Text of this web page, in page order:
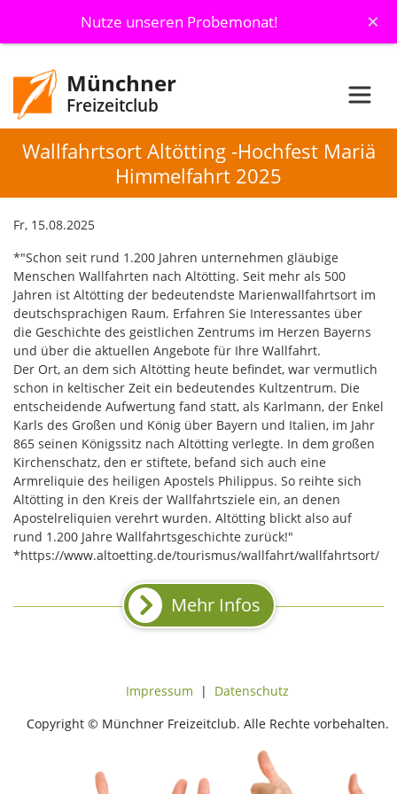
Nutze unseren Probemonat! ×
Münchner
Freizeitclub
Wallfahrtsort Altötting -Hochfest Mariä
Himmelfahrt 2025
Fr, 15.08.2025
*"Schon seit rund 1.200 Jahren unternehmen gläubige
Menschen Wallfahrten nach Altötting. Seit mehr als 500
Jahren ist Altötting der bedeutendste Marienwallfahrtsort im
deutschsprachigen Raum. Erfahren Sie Interessantes über
die Geschichte des geistlichen Zentrums im Herzen Bayerns
und über die aktuellen Angebote für Ihre Wallfahrt.
Der Ort, an dem sich Altötting heute befindet, war vermutlich
schon in keltischer Zeit ein bedeutendes Kultzentrum. Die
entscheidende Aufwertung fand statt, als Karlmann, der Enkel
Karls des Großen und König über Bayern und Italien, im Jahr
865 seinen Königssitz nach Altötting verlegte. In dem großen
Kirchenschatz, den er stiftete, befand sich auch eine
Armreliquie des heiligen Apostels Philippus. So reihte sich
Altötting in den Kreis der Wallfahrtsziele ein, an denen
Apostelreliquien verehrt wurden. Altötting blickt also auf
rund 1.200 Jahre Wallfahrtsgeschichte zurück!"
*https://www.altoetting.de/tourismus/wallfahrt/wallfahrtsort/
Mehr Infos
Impressum | Datenschutz
Copyright © Münchner Freizeitclub. Alle Rechte vorbehalten.